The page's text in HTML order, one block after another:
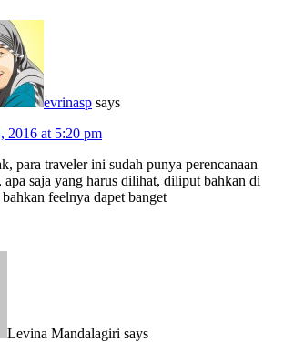
evrinasp says
2016 at 5:20 pm
para traveler ini sudah punya perencanaan
apa saja yang harus dilihat, diliput bahkan di
feelnya dapet banget
Levina Mandalagiri says